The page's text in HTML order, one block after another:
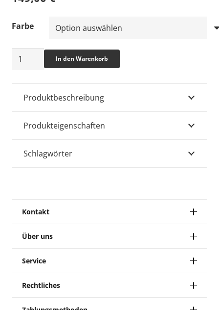
Farbe
Umhängetasche
Hedi
In den Warenkorb
Produktbeschreibung
Produkteigenschaften
Schlagwörter
Kontakt
Über uns
Service
Rechtliches